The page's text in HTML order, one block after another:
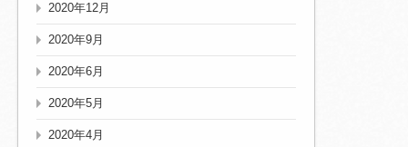
2020年12月
2020年9月
2020年6月
2020年5月
2020年4月